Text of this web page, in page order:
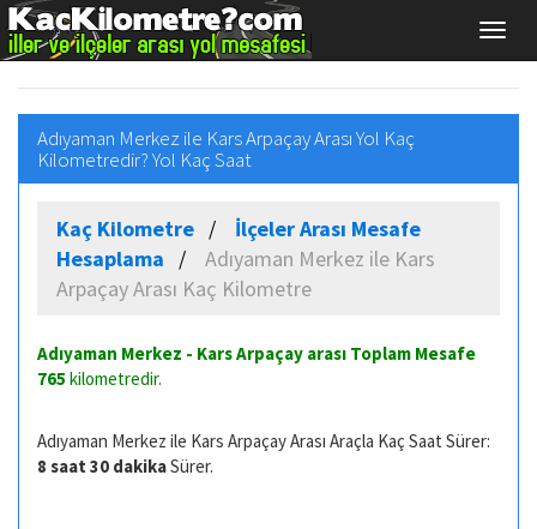
Adıyaman Merkez ile Kars Arpaçay Arası Yol Kaç
Kilometredir? Yol Kaç Saat
Kaç Kilometre
İlçeler Arası Mesafe
Hesaplama
Adıyaman Merkez ile Kars
Arpaçay Arası Kaç Kilometre
Adıyaman Merkez - Kars Arpaçay arası Toplam Mesafe
765 kilometredir.
Adıyaman Merkez ile Kars Arpaçay Arası Araçla Kaç Saat Sürer:
8 saat 30 dakikaSürer.